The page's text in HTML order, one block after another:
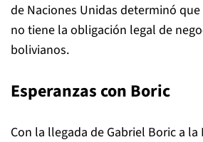
de Naciones Unidas determinó
no tiene la obligación legal de
bolivianos.
Esperanzas con Boric
Con la llegada de Gabriel Boric a la